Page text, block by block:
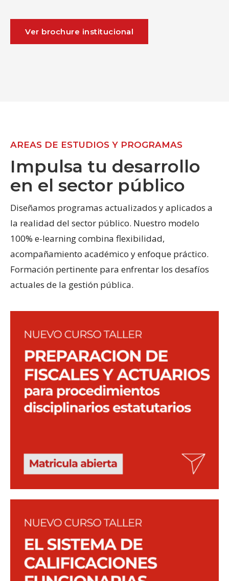
Ver brochure institucional
AREAS DE ESTUDIOS Y PROGRAMAS
Impulsa tu desarrollo
en el sector público
Diseñamos programas actualizados y aplicados a
la realidad del sector público. Nuestro modelo
100% e-learning combina flexibilidad,
acompañamiento académico y enfoque práctico.
Formación pertinente para enfrentar los desafíos
actuales de la gestión pública.